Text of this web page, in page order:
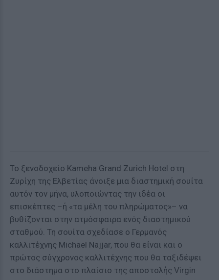
Το ξενοδοχείο Kameha Grand Zurich Hotel στη
Ζυρίχη της Ελβετίας άνοιξε μια διαστημική σουίτα
αυτόν τον μήνα, υλοποιώντας την ιδέα οι
επισκέπτες –ή «τα μέλη του πληρώματος»– να
βυθίζονται στην ατμόσφαιρα ενός διαστημικού
σταθμού. Τη σουίτα σχεδίασε ο Γερμανός
καλλιτέχνης Michael Najjar, που θα είναι και ο
πρώτος σύγχρονος καλλιτέχνης που θα ταξιδέψει
στο διάστημα στο πλαίσιο της αποστολής Virgin